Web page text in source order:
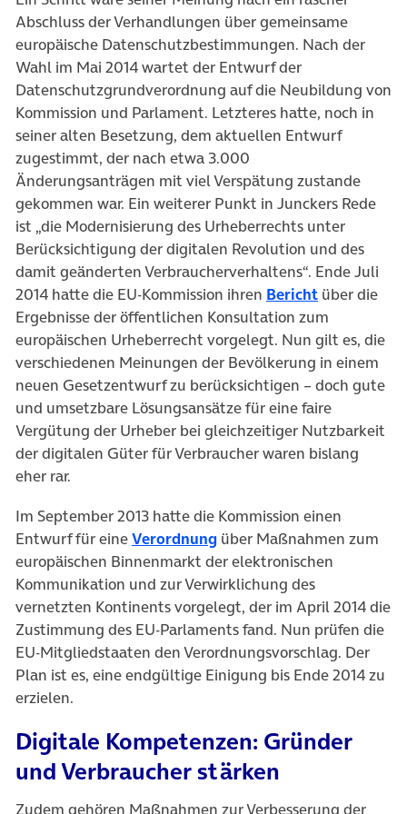
Abschluss der Verhandlungen über gemeinsame
europäische Datenschutzbestimmungen. Nach der
Wahl im Mai 2014 wartet der Entwurf der
Datenschutzgrundverordnung auf die Neubildung von
Kommission und Parlament. Letzteres hatte, noch in
seiner alten Besetzung, dem aktuellen Entwurf
zugestimmt, der nach etwa 3.000
Änderungsanträgen mit viel Verspätung zustande
gekommen war. Ein weiterer Punkt in Junckers Rede
ist „die Modernisierung des Urheberrechts unter
Berücksichtigung der digitalen Revolution und des
damit geänderten Verbraucherverhaltens“. Ende Juli
2014 hatte die EU-Kommission ihren Bericht über die
Ergebnisse der öffentlichen Konsultation zum
europäischen Urheberrecht vorgelegt. Nun gilt es, die
verschiedenen Meinungen der Bevölkerung in einem
neuen Gesetzentwurf zu berücksichtigen – doch gute
und umsetzbare Lösungsansätze für eine faire
Vergütung der Urheber bei gleichzeitiger Nutzbarkeit
der digitalen Güter für Verbraucher waren bislang
eher rar.
Im September 2013 hatte die Kommission einen
Entwurf für eineVerordnung über Maßnahmen zum
europäischen Binnenmarkt der elektronischen
Kommunikation und zur Verwirklichung des
vernetzten Kontinents vorgelegt, der im April 2014 die
Zustimmung des EU-Parlaments fand. Nun prüfen die
EU-Mitgliedstaaten den Verordnungsvorschlag. Der
Plan ist es, eine endgültige Einigung bis Ende 2014 zu
erzielen.
Digitale Kompetenzen: Gründer
und Verbraucher stärken
Zudem gehören Maßnahmen zur Verbesserung der